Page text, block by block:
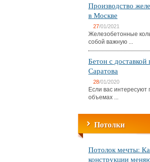
Производство
в Москве
27/01/2021
Железобетонные
собой важную ...
Бетон с
Саратова
28/01/2020
Если вас интересуют
объемах ...
Потолки
Потолок мечты:
конструкции